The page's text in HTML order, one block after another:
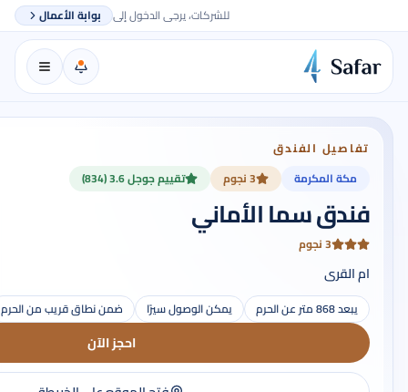
للشركات، يرجى الدخول إلى بوابة الأعمال
تفاصيل الفندق
مكة المكرمة
3 نجوم تقييم جوجل 3.6 (834)
فندق سما الأماني
3 نجوم
ام القرى
يبعد 868 متر عن الحرم يمكن الوصول سيرًا ضمن نطاق قريب من الحرم
احجز الآن